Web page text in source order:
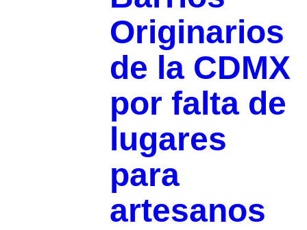
Originarios
de la CDMX
por falta de
lugares
para
artesanos